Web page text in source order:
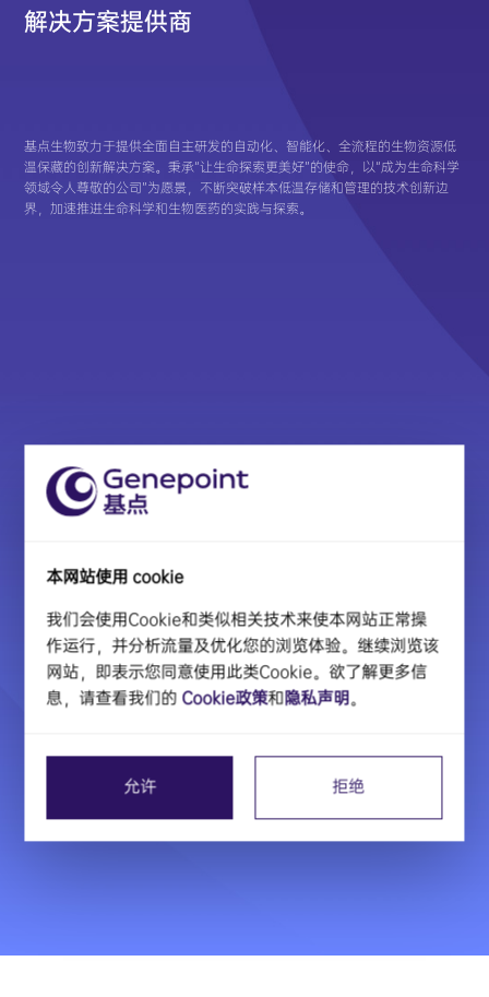
解决方案提供商
基点生物致力于提供全面自主研发的自动化、智能化、全流程的生物资源低
温保藏的创新解决方案。秉承“让生命探索更美好”的使命，以“成为生命科学
领域令人尊敬的公司”为愿景，不断突破样本低温存储和管理的技术创新边
界，加速推进生命科学和生物医药的实践与探索。
本网站使用 cookie
我们会使用Cookie和类似相关技术来使本网站正常操
作运行，并分析流量及优化您的浏览体验。继续浏览该
网站，即表示您同意使用此类Cookie。欲了解更多信
息，请查看我们的 Cookie政策和隐私声明。
允许 拒绝